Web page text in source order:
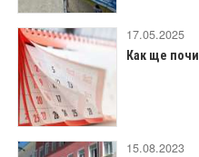
17.05.2025
Как ще
15.08.2023